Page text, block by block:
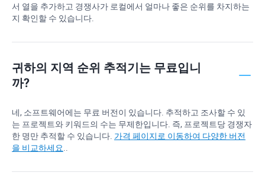
서 열을 추가하고 경쟁사가 로컬에서 얼마나 좋은 순위를 차지하는
지 확인할 수 있습니다.
귀하의 지역 순위 추적기는 무료입니
까?
네, 소프트웨어에는 무료 버전이 있습니다. 추적하고 조사할 수 있
는 프로젝트와 키워드의 수는 무제한입니다. 즉, 프로젝트당 경쟁자
한 명만 추적할 수 있습니다. 가격 페이지로 이동하여 다양한 버전
을 비교하세요